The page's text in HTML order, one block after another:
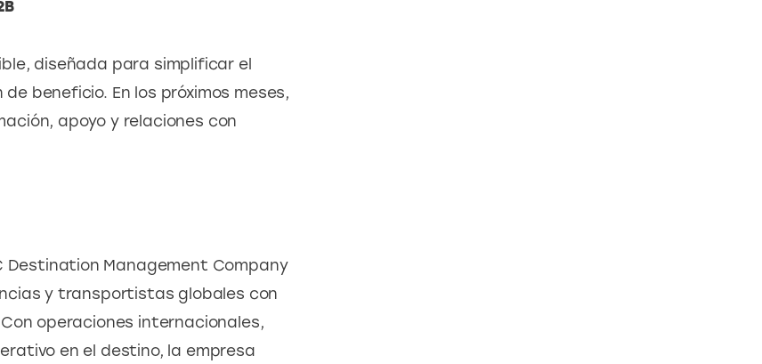
diseñada para simplificar el
beneficio. En los próximos meses,
apoyo y relaciones con
Destination Management Company
y transportistas globales con
operaciones internacionales,
en el destino, la empresa